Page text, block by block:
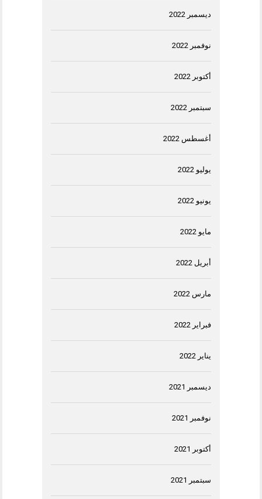
ديسمبر 2022
نوفمبر 2022
أكتوبر 2022
سبتمبر 2022
أغسطس 2022
يوليو 2022
يونيو 2022
مايو 2022
أبريل 2022
مارس 2022
فبراير 2022
يناير 2022
ديسمبر 2021
نوفمبر 2021
أكتوبر 2021
سبتمبر 2021